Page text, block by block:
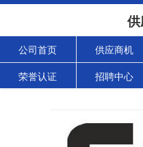
供
公司首页 供应商机
荣誉认证 招聘中心